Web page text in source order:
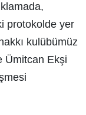
protokolde yer
kulübümüz
Ümitcan Ekşi